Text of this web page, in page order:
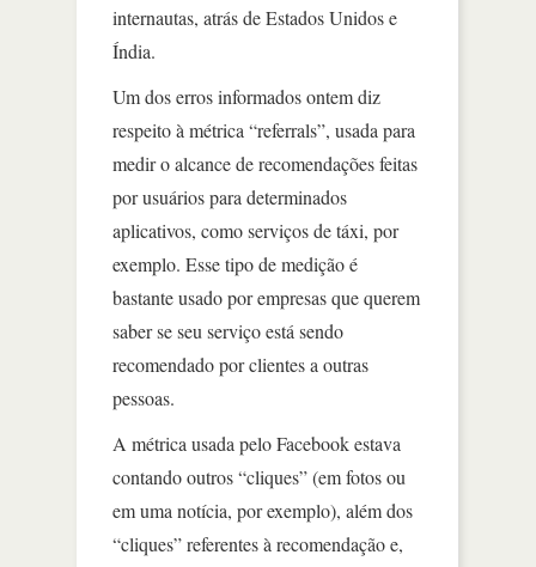
internautas, atrás de Estados Unidos e
Índia.
Um dos erros informados ontem diz
respeito à métrica “referrals”, usada para
medir o alcance de recomendações feitas
por usuários para determinados
aplicativos, como serviços de táxi, por
exemplo. Esse tipo de medição é
bastante usado por empresas que querem
saber se seu serviço está sendo
recomendado por clientes a outras
pessoas.
A métrica usada pelo Facebook estava
contando outros “cliques” (em fotos ou
em uma notícia, por exemplo), além dos
“cliques” referentes à recomendação e,